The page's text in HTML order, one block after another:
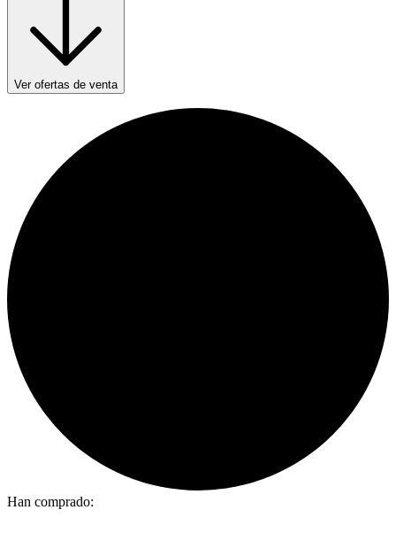
Ver ofertas de venta
Han comprado: